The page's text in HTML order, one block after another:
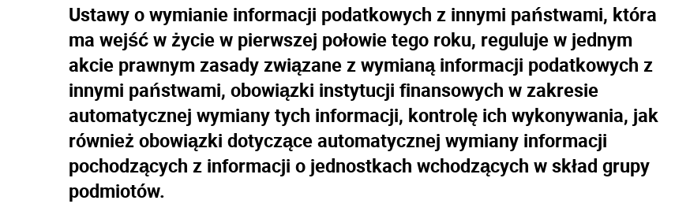
Ustawy o wymianie informacji podatkowych z innymi państwami, która
ma wejść w życie w pierwszej połowie tego roku, reguluje w jednym
akcie prawnym zasady związane z wymianą informacji podatkowych z
innymi państwami, obowiązki instytucji finansowych w zakresie
automatycznej wymiany tych informacji, kontrolę ich wykonywania, jak
również obowiązki dotyczące automatycznej wymiany informacji
pochodzących z informacji o jednostkach wchodzących w skład grupy
podmiotów.